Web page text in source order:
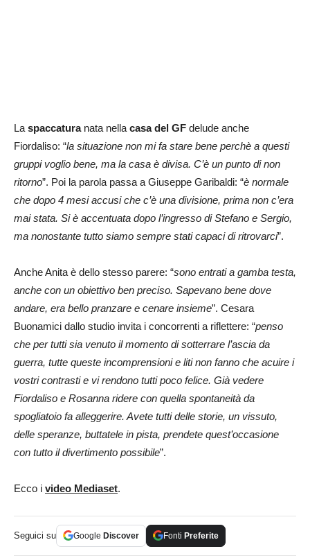
La spaccaturanata nella casa del GF delude anche
Fiordaliso: “la situazione non mi fa stare bene perchè a questi
gruppi voglio bene, ma la casa è divisa. C’è un punto di non
ritorno”. Poi la parola passa a Giuseppe Garibaldi: “è normale
che dopo 4 mesi accusi che c’è una divisione, prima non c’era
mai stata. Si è accentuata dopo l’ingresso di Stefano e Sergio,
ma nonostante tutto siamo sempre stati capaci di ritrovarci”.
Anche Anita è dello stesso parere: “sono entrati a gamba testa,
anche con un obiettivo ben preciso. Sapevano bene dove
andare, era bello pranzare e cenare insieme”. Cesara
Buonamici dallo studio invita i concorrenti a riflettere: “penso
che per tutti sia venuto il momento di sotterrare l’ascia da
guerra, tutte queste incomprensioni e liti non fanno che acuire i
vostri contrasti e vi rendono tutti poco felice. Già vedere
Fiordaliso e Rosanna ridere con quella spontaneità da
spogliatoio fa alleggerire. Avete tutti delle storie, un vissuto,
delle speranze, buttatele in pista, prendete quest’occasione
con tutto il divertimento possibile”.
Ecco i video Mediaset.
Seguici su Google Discover Fonti Preferite